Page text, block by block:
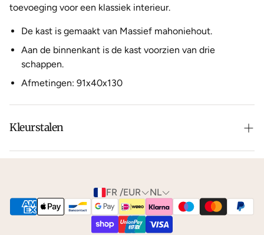
toevoeging voor een klassiek interieur.
De kast is gemaakt van Massief mahoniehout.
Aan de binnenkant is de kast voorzien van drie
schappen.
Afmetingen: 91x40x130
Kleurstalen
Is de leer of hout kleur net niet zoals je het in gedachten
We kunnen je gratiskleurstalentoesturen via de post.
FR /EUR NL